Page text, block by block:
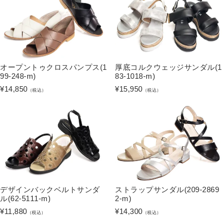
オープントゥクロスパンプス(1
99-248-m)
¥14,850 （税込）
厚底コルクウェッジサンダル(1
83-1018-m)
¥15,950 （税込）
デザインバックベルトサンダ
ル(62-5111-m)
¥11,880 （税込）
ストラップサンダル(209-2869
2-m)
¥14,300 （税込）